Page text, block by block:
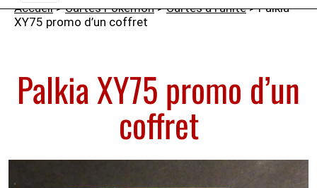
Accueil>Cartes Pokémon>Cartes à l'unité> Palkia
XY75 promo d’un coffret
Palkia XY75 promo d’un
coffret